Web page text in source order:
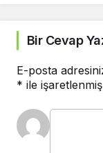
Bir Cevap
E-posta
* ile